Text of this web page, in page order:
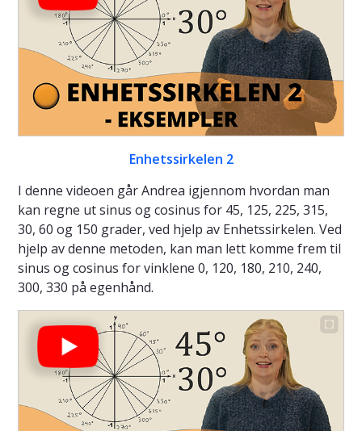
Enhetssirkelen 2
I denne videoen går Andrea igjennom hvordan man
kan regne ut sinus og cosinus for 45, 125, 225, 315,
30, 60 og 150 grader, ved hjelp av Enhetssirkelen. Ved
hjelp av denne metoden, kan man lett komme frem til
sinus og cosinus for vinklene 0, 120, 180, 210, 240,
300, 330 på egenhånd.